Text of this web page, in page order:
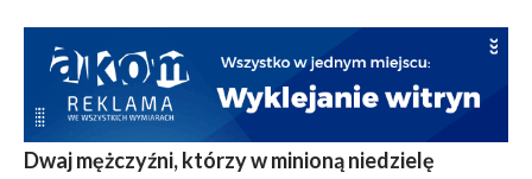
Dwaj mężczyźni, którzy w minioną niedzielę